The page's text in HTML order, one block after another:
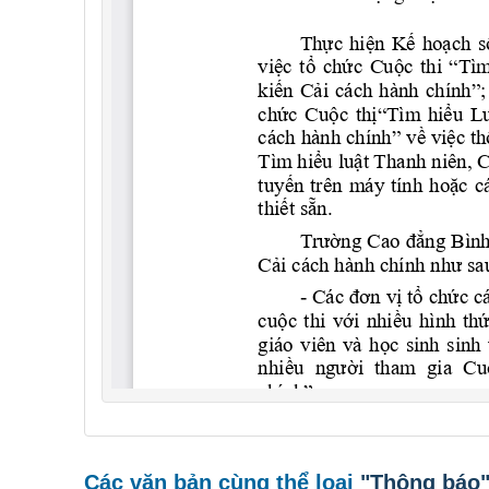
Các văn bản cùng thể loại "Thông báo"